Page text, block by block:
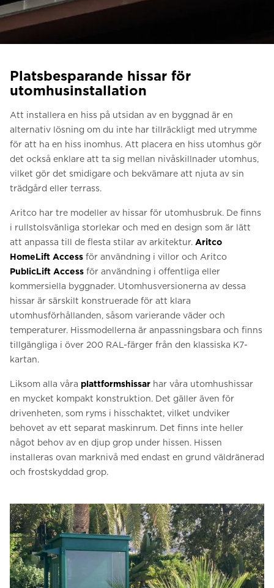
Be om ett offertförslag
Kontakta oss
FAQ
SV
Platsbesparande hissar för
utomhusinstallation
Att installera en hiss på utsidan av en byggnad är en
alternativ lösning om du inte har tillräckligt med utrymme
för att ha en hiss inomhus. Att placera en hiss utomhus gör
det också enklare att ta sig mellan nivåskillnader utomhus,
vilket gör det smidigare och bekvämare att njuta av sin
trädgård eller terrass.
Aritco har tre modeller av hissar för utomhusbruk. De finns
i rullstolsvänliga storlekar och med en design som är lätt
att anpassa till de flesta stilar av arkitektur. Aritco
HomeLift Access för användning i villor och Aritco
PublicLift Access för användning i offentliga eller
kommersiella byggnader. Utomhusversionerna av dessa
hissar är särskilt konstruerade för att klara
utomhusförhållanden, såsom varierande väder och
temperaturer. Hissmodellerna är anpassningsbara och finns
tillgängliga i över 200 RAL-färger från den klassiska K7-
kartan.
Liksom alla våra plattformshissar har våra utomhushissar
en mycket kompakt konstruktion. Det gäller även för
drivenheten, som ryms i hisschaktet, vilket undviker
behovet av ett separat maskinrum. Det finns inte heller
något behov av en djup grop under hissen. Hissen
installeras ovan marknivå med endast en grund väldränerad
och frostskyddad grop.